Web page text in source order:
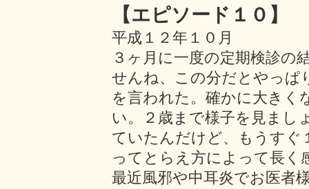
【エピソード１０】
平成１２年１０月
３ヶ月に一度の定期検診の
せんね、この分だとやっぱ
を言われた。確かに大きく
い。２歳まで様子を見まし
ていたんだけど、もうすぐ
ってとらえ方によって長く
最近風邪や中耳炎でお医者